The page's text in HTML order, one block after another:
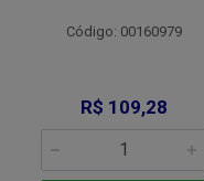
Código: 00160979
R$ 109,28